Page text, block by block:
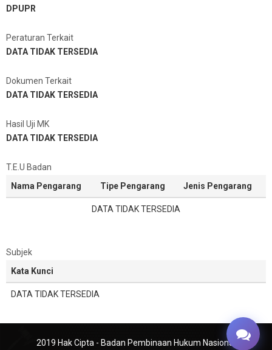
DPUPR
Peraturan Terkait
DATA TIDAK TERSEDIA
Dokumen Terkait
DATA TIDAK TERSEDIA
Hasil Uji MK
DATA TIDAK TERSEDIA
T.E.U Badan
Nama Pengarang
Tipe Pengarang Jenis Pengarang
DATA TIDAK TERSEDIA
Subjek
Kata Kunci
DATA TIDAK TERSEDIA
2019 Hak Cipta - Badan Pembinaan Hukum Nasional